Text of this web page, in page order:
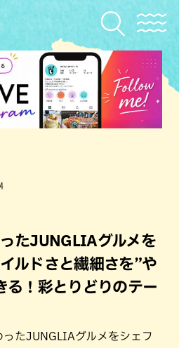
たJUNGLIAグルメを
ルドさと繊細さを”や
る！彩とりどりのテー
たJUNGLIAグルメをシェフ